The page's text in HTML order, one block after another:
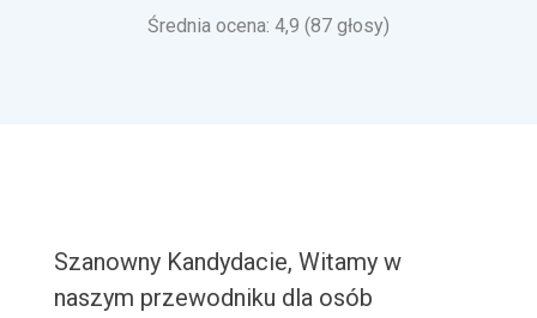
Średnia ocena: 4,9 (87 głosy)
Szanowny Kandydacie, Witamy w
naszym przewodniku dla osób